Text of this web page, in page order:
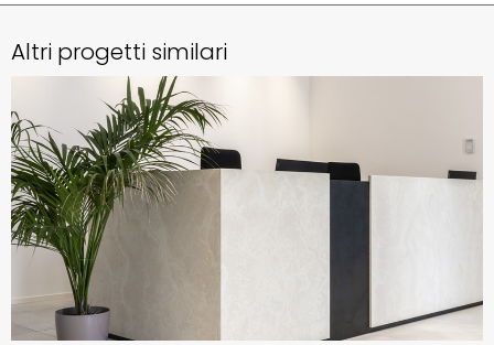
Altri progetti similari
UFFICI ERREGI